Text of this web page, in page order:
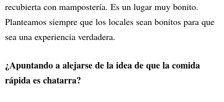
recubierta con mampostería. Es un lugar muy bonito.
Planteamos siempre que los locales sean bonitos para que
sea una experiencia verdadera.
¿Apuntando a alejarse de la idea de que la comida
rápida es chatarra?